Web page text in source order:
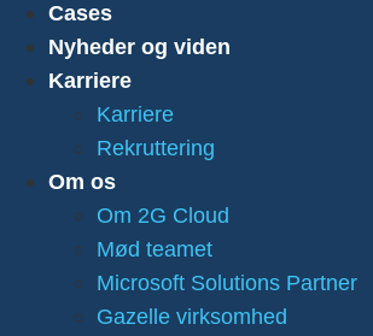
Cases
Nyheder og viden
Karriere
Karriere
Rekruttering
Om os
Om 2G Cloud
Mød teamet
Microsoft Solutions Partner
Gazelle virksomhed